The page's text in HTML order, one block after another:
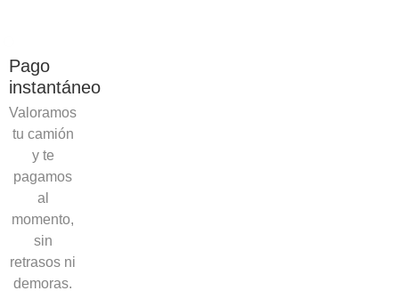
Pago
instantáneo
Valoramos
tu camión
y te
pagamos
al
momento,
sin
retrasos ni
demoras.